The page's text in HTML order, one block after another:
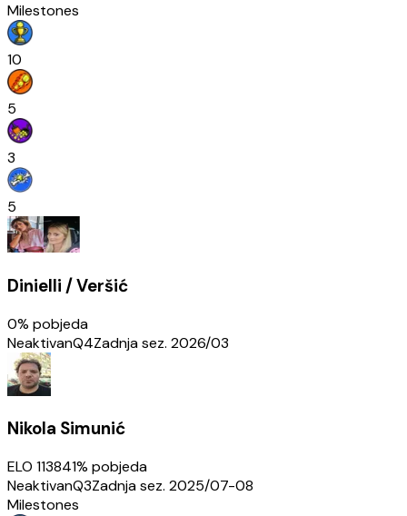
Milestones
10
5
3
5
Dinielli / Veršić
0% pobjeda
NeaktivanQ4Zadnja sez. 2026/03
Nikola Simunić
ELO 113841% pobjeda
NeaktivanQ3Zadnja sez. 2025/07-08
Milestones